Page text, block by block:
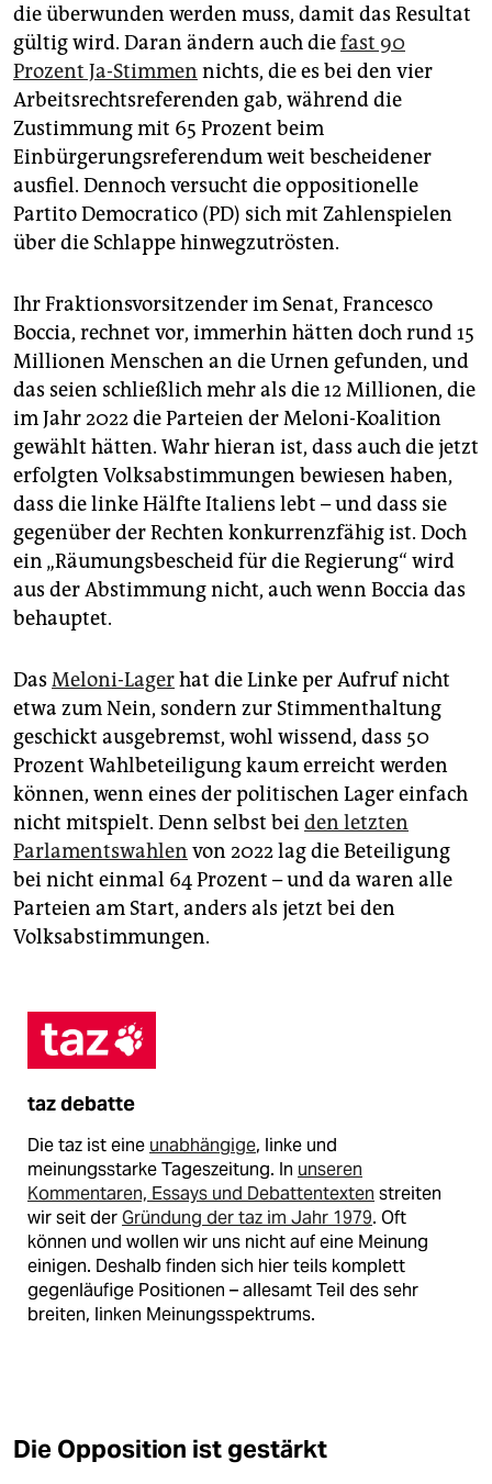
die überwunden werden muss, damit das Resultat
gültig wird. Daran ändern auch diefast 90
Prozent Ja-Stimmen nichts, die es bei den vier
Arbeitsrechtsreferenden gab, während die
Zustimmung mit 65­ Prozent beim
Einbürgerungsreferendum weit bescheidener
ausfiel. Dennoch versucht die oppositionelle
Partito Democratico (PD) sich mit Zahlenspielen
über die Schlappe hinwegzutrösten.
Ihr Fraktionsvorsitzender im Senat, Francesco
Boccia, rechnet vor, immerhin hätten doch rund 15
Millionen Menschen an die Urnen gefunden, und
das seien schließlich mehr als die 12 Millionen, die
im Jahr 2022 die Parteien der Meloni-Koalition
gewählt hätten. Wahr hieran ist, dass auch die jetzt
erfolgten Volksabstimmungen bewiesen haben,
dass die linke Hälfte Italiens lebt – und dass sie
gegenüber der Rechten konkurrenzfähig ist. Doch
ein „Räumungsbescheid für die Regierung“ wird
aus der Abstimmung nicht, auch wenn Boccia das
behauptet.
Das Meloni-Lagerhat die Linke per Aufruf nicht
etwa zum Nein, sondern zur Stimmenthaltung
geschickt ausgebremst, wohl wissend, dass 50
Prozent Wahlbeteiligung kaum erreicht werden
können, wenn eines der politischen Lager einfach
nicht mitspielt. Denn selbst beiden letzten
Parlamentswahlen von 2022 lag die Beteiligung
bei nicht einmal 64 Prozent – und da waren alle
Parteien am Start, anders als jetzt bei den
Volksabstimmungen.
taz debatte
Die taz ist eine unabhängige, linke und
meinungsstarke Tageszeitung. In unseren
Kommentaren, Essays und Debattentexten streiten
wir seit derGründung der taz im Jahr 1979. Oft
können und wollen wir uns nicht auf eine Meinung
einigen. Deshalb finden sich hier teils komplett
gegenläufige Positionen – allesamt Teil des sehr
breiten, linken Meinungsspektrums.
Die Opposition ist gestärkt